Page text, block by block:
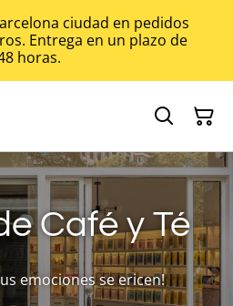
ciudad en pedidos
Entrega en un plazo de
horas.
Café y Té
emociones se ericen!